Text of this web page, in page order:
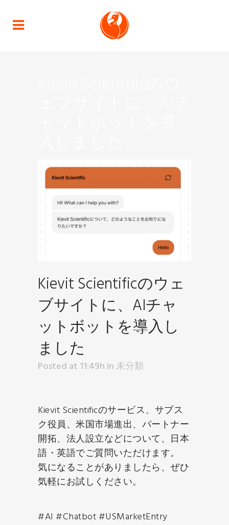
Kievit Scientificのウェ
ブサイトに、AIチャ
ットボットを導入し
ました
Posted at 11:49h in 未分類
Kievit Scientificのサービス、サブス
ク役員、米国市場進出、パートナー
開拓、法人設立などについて、日本
語・英語でご質問いただけます。
気になることがありましたら、ぜひ
気軽にお試しください。
#AI #Chatbot #USMarketEntry